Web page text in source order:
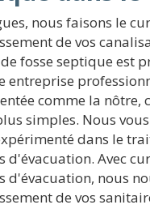
nous faisons le
de vos
fosse septique est
entreprise
comme la nôtre,
simples. Nous
dans le
d'évacuation. Avec
d'évacuation, nous
de vos